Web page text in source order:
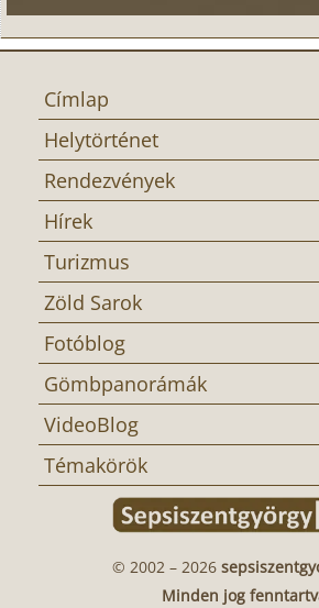
Címlap
Helytörténet
Rendezvények
Hírek
Turizmus
Zöld Sarok
Fotóblog
Gömbpanorámák
VideoBlog
Témakörök
© 2002 – 2026
Minden jog